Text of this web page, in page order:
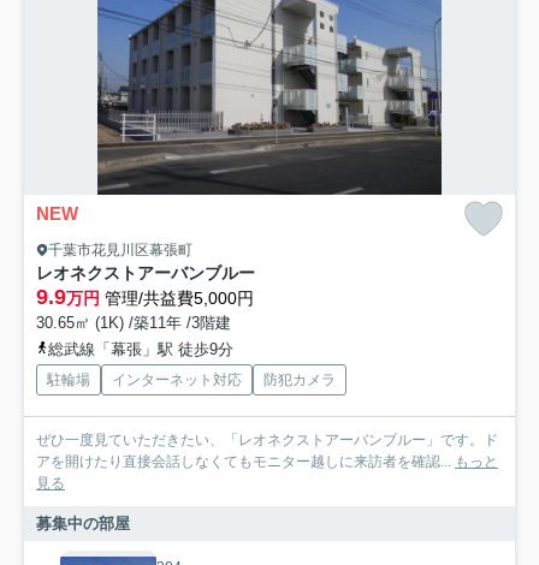
NEW
千葉市花見川区幕張町
レオネクストアーバンブルー
9.9万円 管理/共益費5,000円
30.65㎡ (1K) /築11年 /3階建
総武線「幕張」駅 徒歩9分
駐輪場 インターネット対応 防犯カメラ
ぜひ一度見ていただきたい、「レオネクストアーバンブルー」です。ド
アを開けたり直接会話しなくてもモニター越しに来訪者を確認... もっと
見る
募集中の部屋